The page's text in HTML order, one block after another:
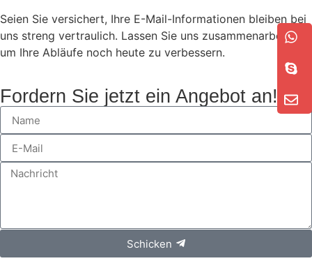
Seien Sie versichert, Ihre E-Mail-Informationen bleiben bei
uns streng vertraulich. Lassen Sie uns zusammenarbeiten,
um Ihre Abläufe noch heute zu verbessern.
Fordern Sie jetzt ein Angebot an!
Schicken